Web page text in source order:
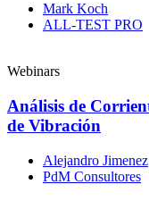
Mark Koch
ALL-TEST PRO
Webinars
Análisis de
de Vibración
Alejandro Jimenez
PdM Consultores